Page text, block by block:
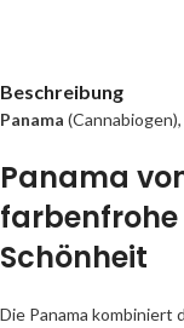
Beschreibung
Panama
Panama
Schönheit
Die Panama kombiniert